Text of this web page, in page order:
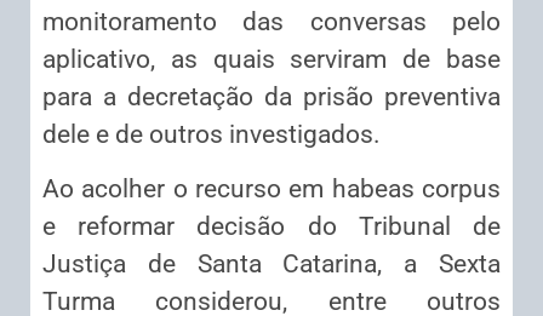
monitoramento das conversas pelo
aplicativo, as quais serviram de base
para a decretação da prisão preventiva
dele e de outros investigados.
Ao acolher o recurso em habeas corpus
e reformar decisão do Tribunal de
Justiça de Santa Catarina, a Sexta
Turma considerou, entre outros